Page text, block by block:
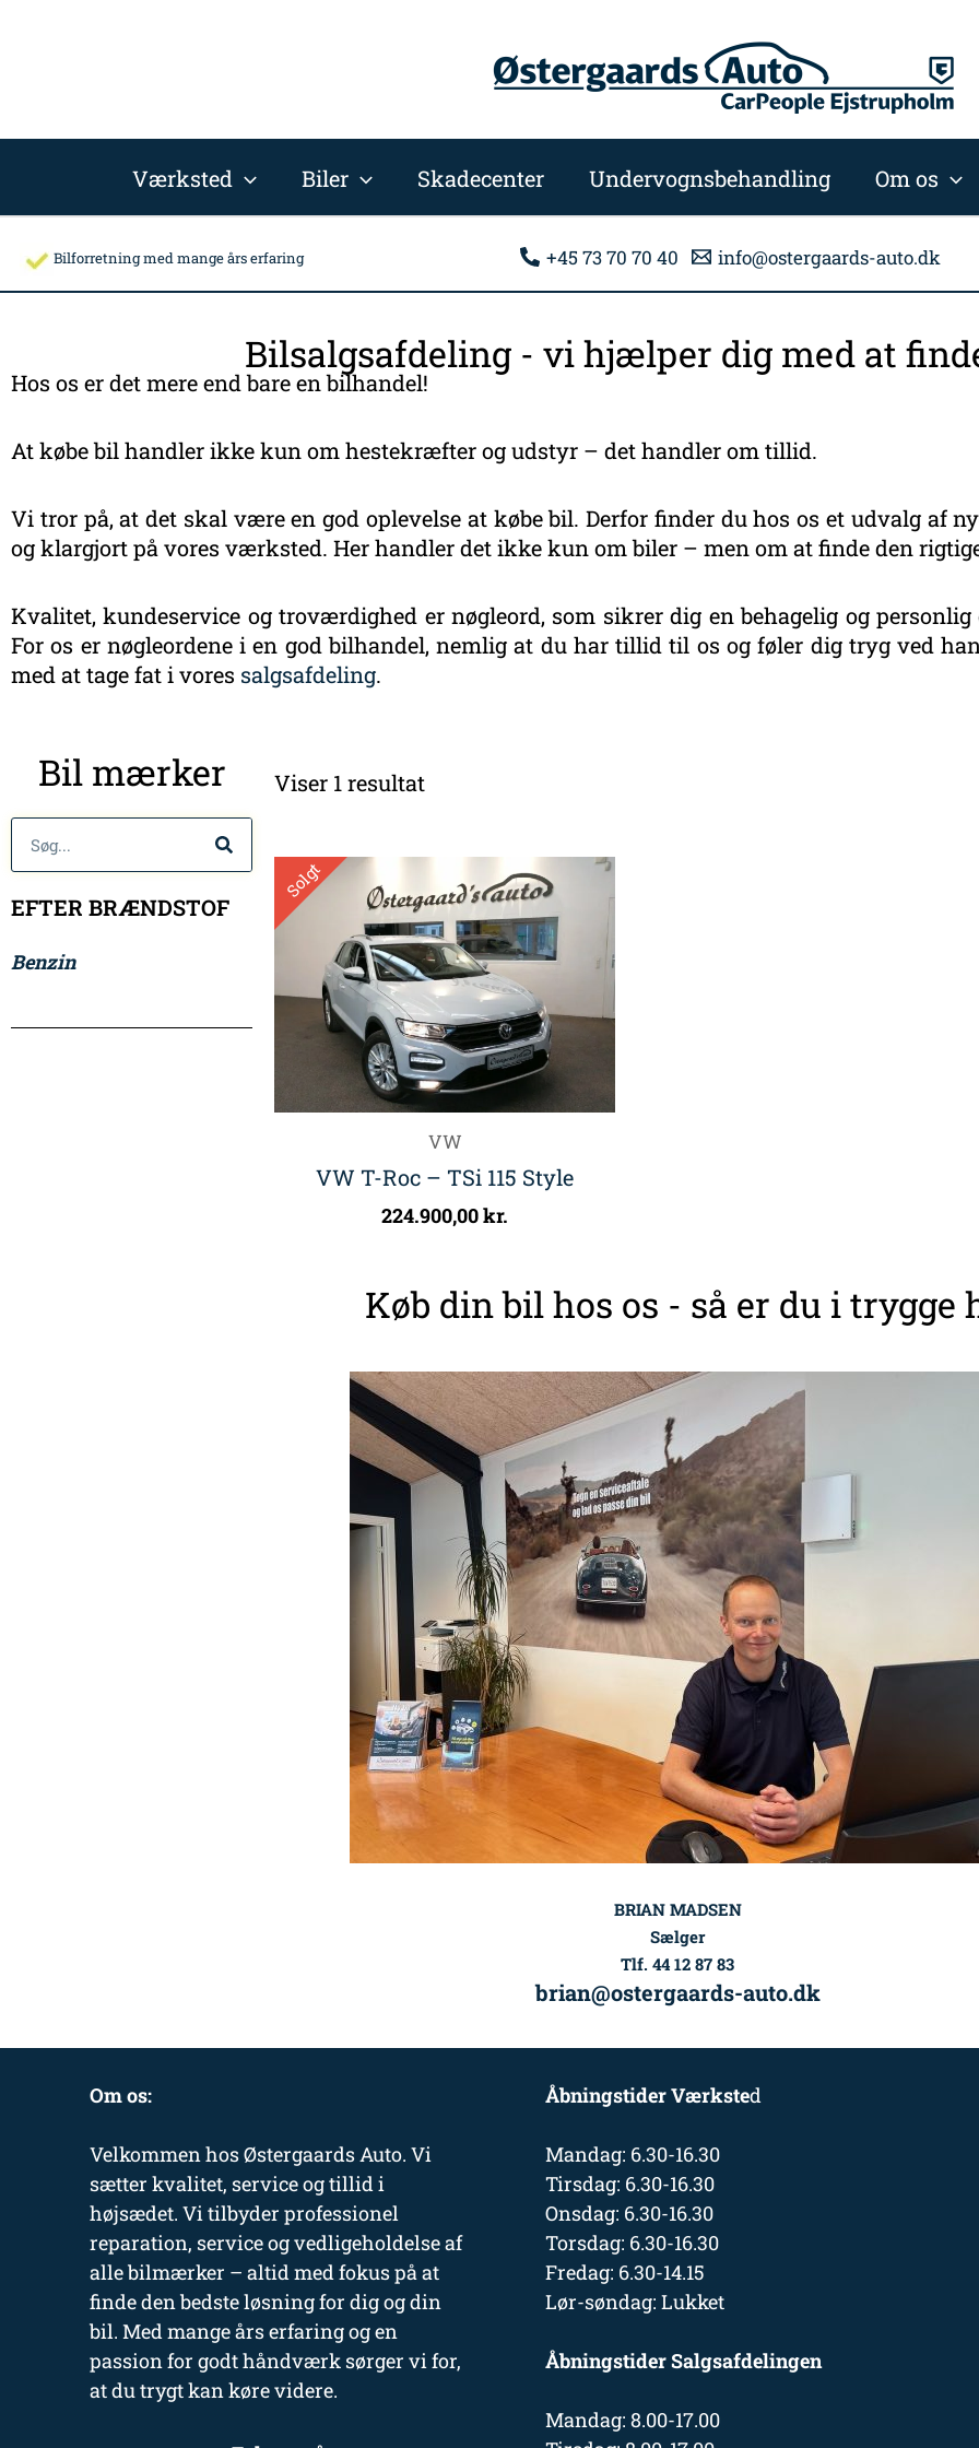
Værksted Biler Skadecenter Undervognsbehandling Om os
Bilforretning med mange års erfaring +45 73 70 70 40 info@ostergaards-auto.dk
Bilsalgsafdeling - vi hjælper dig med at
Hos os er det mere end bare en bilhandel!
At købe bil handler ikke kun om hestekræfter og udstyr – det handler om tillid.
Vi tror på, at det skal være en god oplevelse at købe bil. Derfor finder du hos os et udvalg af
og klargjort på vores værksted. Her handler det ikke kun om biler – men om at finde den
Kvalitet, kundeservice og troværdighed er nøgleord, som sikrer dig en behagelig og
For os er nøgleordene i en god bilhandel, nemlig at du har tillid til os og føler dig tryg ved
med at tage fat i vores salgsafdeling.
Bil mærker
Søg
EFTER BRÆNDSTOF
Benzin
Viser 1 resultat
Solgt
VW
VW T-Roc – TSi 115 Style
224.900,00kr.
Køb din bil hos os - så er du i trygge
BRIAN MADSEN
Sælger
Tlf. 44 12 87 83
brian@ostergaards-auto.dk
Om os:
Velkommen hos Østergaards Auto. Vi
sætter kvalitet, service og tillid i
højsædet. Vi tilbyder professionel
reparation, service og vedligeholdelse af
alle bilmærker – altid med fokus på at
finde den bedste løsning for dig og din
bil. Med mange års erfaring og en
passion for godt håndværk sørger vi for,
at du trygt kan køre videre.
Åbningstider Værksted
Mandag: 6.30-16.30
Tirsdag: 6.30-16.30
Onsdag: 6.30-16.30
Torsdag: 6.30-16.30
Fredag: 6.30-14.15
Lør-søndag: Lukket
Åbningstider Salgsafdelingen
Mandag: 8.00-17.00